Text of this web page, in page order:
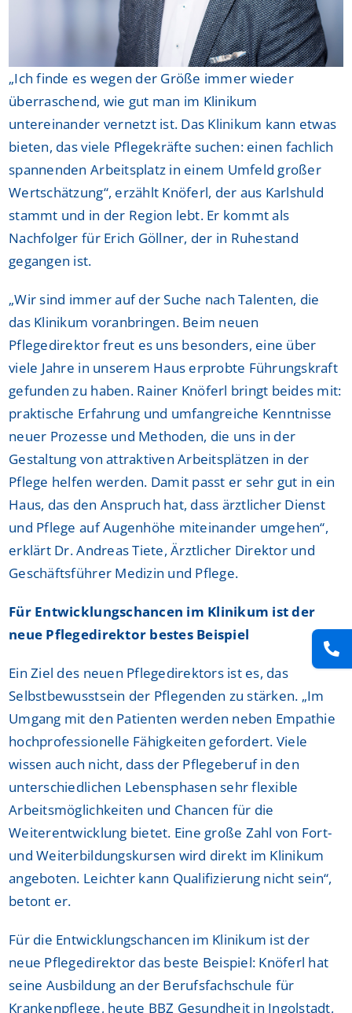
„Ich finde es wegen der Größe immer wieder
überraschend, wie gut man im Klinikum
untereinander vernetzt ist. Das Klinikum kann etwas
bieten, das viele Pflegekräfte suchen: einen fachlich
spannenden Arbeitsplatz in einem Umfeld großer
Wertschätzung“, erzählt Knöferl, der aus Karlshuld
stammt und in der Region lebt. Er kommt als
Nachfolger für Erich Göllner, der in Ruhestand
gegangen ist.
„Wir sind immer auf der Suche nach Talenten, die
das Klinikum voranbringen. Beim neuen
Pflegedirektor freut es uns besonders, eine über
viele Jahre in unserem Haus erprobte Führungskraft
gefunden zu haben. Rainer Knöferl bringt beides mit:
praktische Erfahrung und umfangreiche Kenntnisse
neuer Prozesse und Methoden, die uns in der
Gestaltung von attraktiven Arbeitsplätzen in der
Pflege helfen werden. Damit passt er sehr gut in ein
Haus, das den Anspruch hat, dass ärztlicher Dienst
und Pflege auf Augenhöhe miteinander umgehen“,
erklärt Dr. Andreas Tiete, Ärztlicher Direktor und
Geschäftsführer Medizin und Pflege.
Für Entwicklungschancen im Klinikum ist der
neue Pflegedirektor bestes Beispiel
Ein Ziel des neuen Pflegedirektors ist es, das
Selbstbewusstsein der Pflegenden zu stärken. „Im
Umgang mit den Patienten werden neben Empathie
hochprofessionelle Fähigkeiten gefordert. Viele
wissen auch nicht, dass der Pflegeberuf in den
unterschiedlichen Lebensphasen sehr flexible
Arbeitsmöglichkeiten und Chancen für die
Weiterentwicklung bietet. Eine große Zahl von Fort-
und Weiterbildungskursen wird direkt im Klinikum
angeboten. Leichter kann Qualifizierung nicht sein“,
betont er.
Für die Entwicklungschancen im Klinikum ist der
neue Pflegedirektor das beste Beispiel: Knöferl hat
seine Ausbildung an der Berufsfachschule für
Krankenpflege, heute BBZ Gesundheit in Ingolstadt,